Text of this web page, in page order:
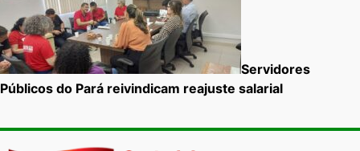
Servidores
Públicos do Pará reivindicam reajuste salarial